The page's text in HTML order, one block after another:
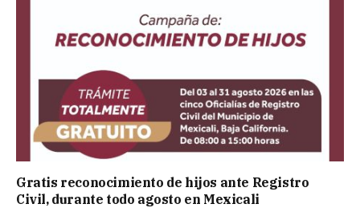
Gratis reconocimiento de hijos ante Registro
Civil, durante todo agosto en Mexicali